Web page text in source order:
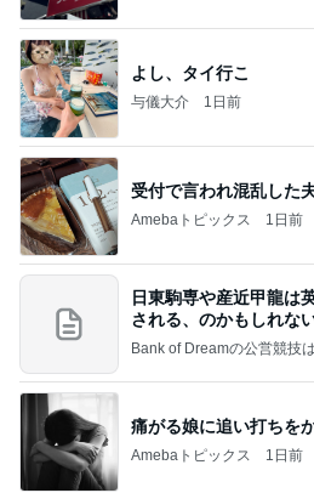
よし、タイ行こ
与儀大介 1日前
受付で言われ混乱した
Amebaトピックス 1日前
日東駒専や産近甲龍は
される、のかもしれない
Bank of Dreamの公営競技
痛がる娘に追い打ちを
Amebaトピックス 1日前